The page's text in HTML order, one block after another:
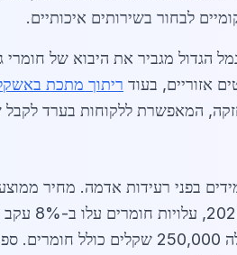
לבחור בשירותים איכותיים.
הגדול מגביר את היבוא של חומרי
אזוריים, בעוד ריתוך מתכת
המאפשרת ללקוחות בערד
למטר רץ, בעוד
מציעים הנחות לפרויקטים גדולים. לדוגמה, פרויקט ריתוך